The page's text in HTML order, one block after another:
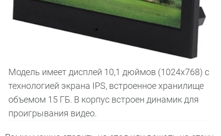
Модель имеет дисплей 10,1 дюймов (1024x768) с
технологией экрана IPS, встроенное хранилище
объемом 15 ГБ. В корпус встроен динамик для
проигрывания видео.